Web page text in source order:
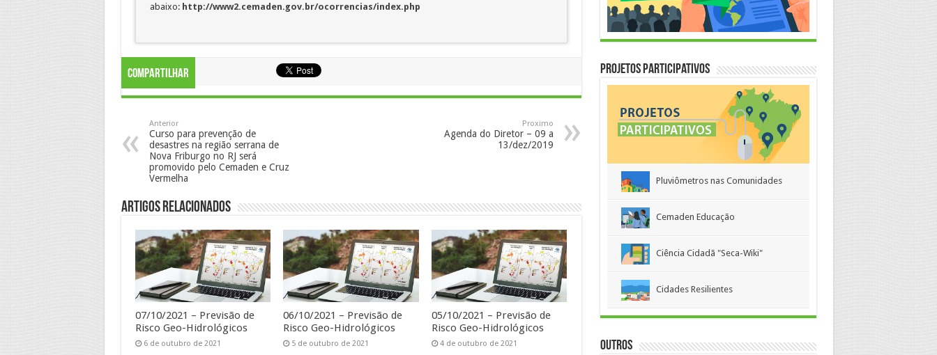
abaixo: http://www2.cemaden.gov.br/ocorrencias/index.php
Compartilhar
Anterior
Curso para prevenção de
desastres na região serrana de
Nova Friburgo no RJ será
promovido pelo Cemaden e Cruz
Vermelha
Proximo
Agenda do Diretor – 09 a
13/dez/2019
Artigos Relacionados
07/10/2021 – Previsão de
Risco Geo-Hidrológicos
6 de outubro de 2021
06/10/2021 – Previsão de
Risco Geo-Hidrológicos
5 de outubro de 2021
05/10/2021 – Previsão de
Risco Geo-Hidrológicos
4 de outubro de 2021
Projetos Participativos
Pluviômetros nas Comunidades
Cemaden Educação
Ciência Cidadã "Seca-Wiki"
Cidades Resilientes
Outros